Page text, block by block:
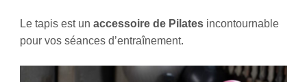
Le tapis est unaccessoire de Pilates incontournable
pour vos séances d’entraînement.